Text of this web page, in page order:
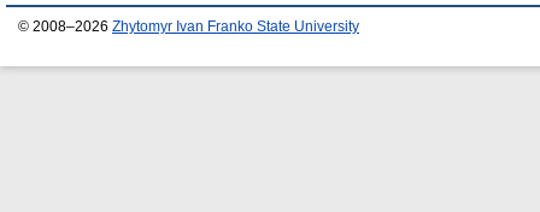
© 2008–2026 Zhytomyr Ivan Franko State University